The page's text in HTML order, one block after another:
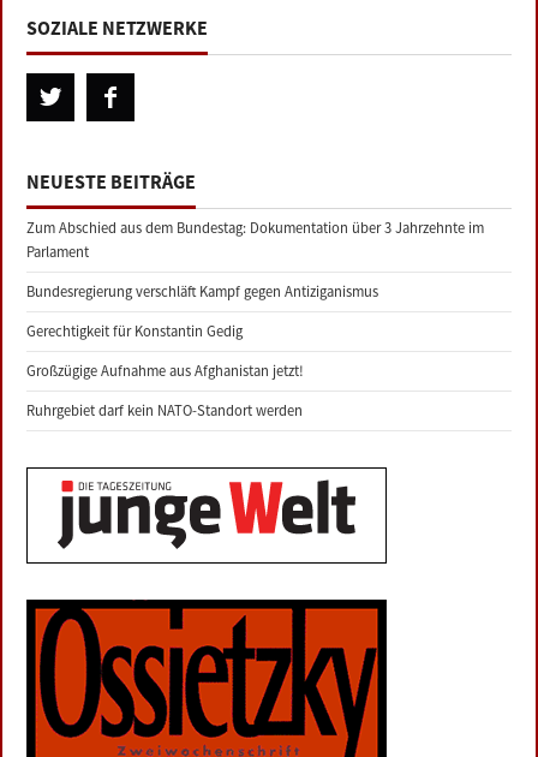
SOZIALE NETZWERKE
NEUESTE BEITRÄGE
Zum Abschied aus dem Bundestag: Dokumentation über 3 Jahrzehnte im
Parlament
Bundesregierung verschläft Kampf gegen Antiziganismus
Gerechtigkeit für Konstantin Gedig
Großzügige Aufnahme aus Afghanistan jetzt!
Ruhrgebiet darf kein NATO-Standort werden